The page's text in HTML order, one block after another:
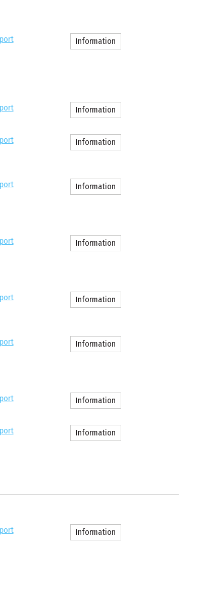
Information
Information
Information
Information
Information
Information
Information
Information
Information
Information